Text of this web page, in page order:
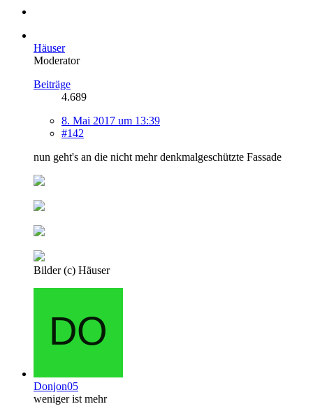
Häuser
Moderator
Beiträge
4.689
8. Mai 2017 um 13:39
#142
nun geht's an die nicht mehr denkmalgeschützte Fassade
Bilder (c) Häuser
Donjon05
weniger ist mehr